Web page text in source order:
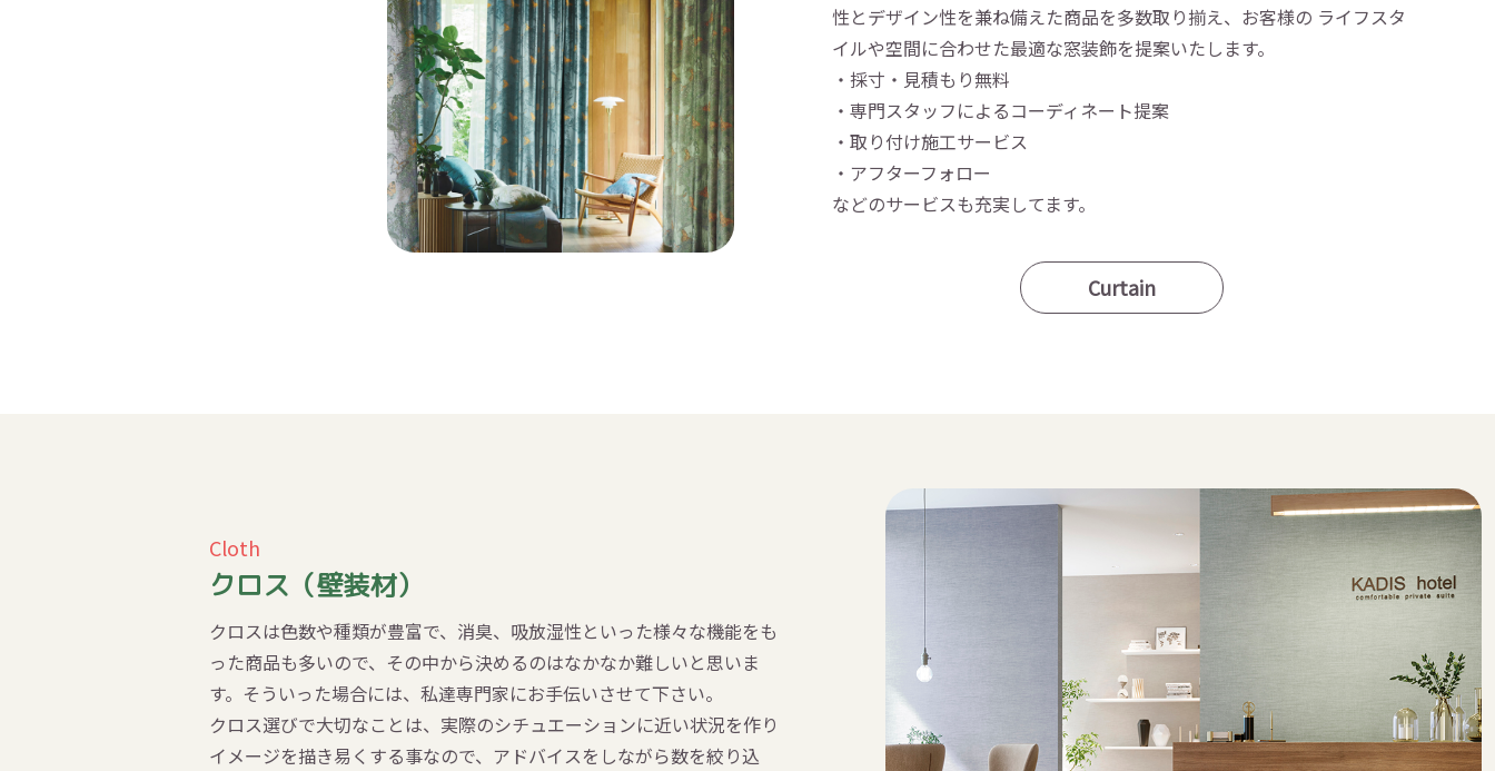
性とデザイン性を兼ね備えた商品を多数取り揃え、お客様の ライフスタ
イルや空間に合わせた最適な窓装飾を提案いたします。
・採寸・見積もり無料
・専門スタッフによるコーディネート提案
・取り付け施工サービス
・アフターフォロー
などのサービスも充実してます。
Curtain
Cloth
クロス（壁装材）
クロスは色数や種類が豊富で、消臭、吸放湿性といった様々な機能をも
った商品も多いので、その中から決めるのはなかなか難しいと思いま
す。そういった場合には、私達専門家にお手伝いさせて下さい。
クロス選びで大切なことは、実際のシチュエーションに近い状況を作り
イメージを描き易くする事なので、アドバイスをしながら数を絞り込